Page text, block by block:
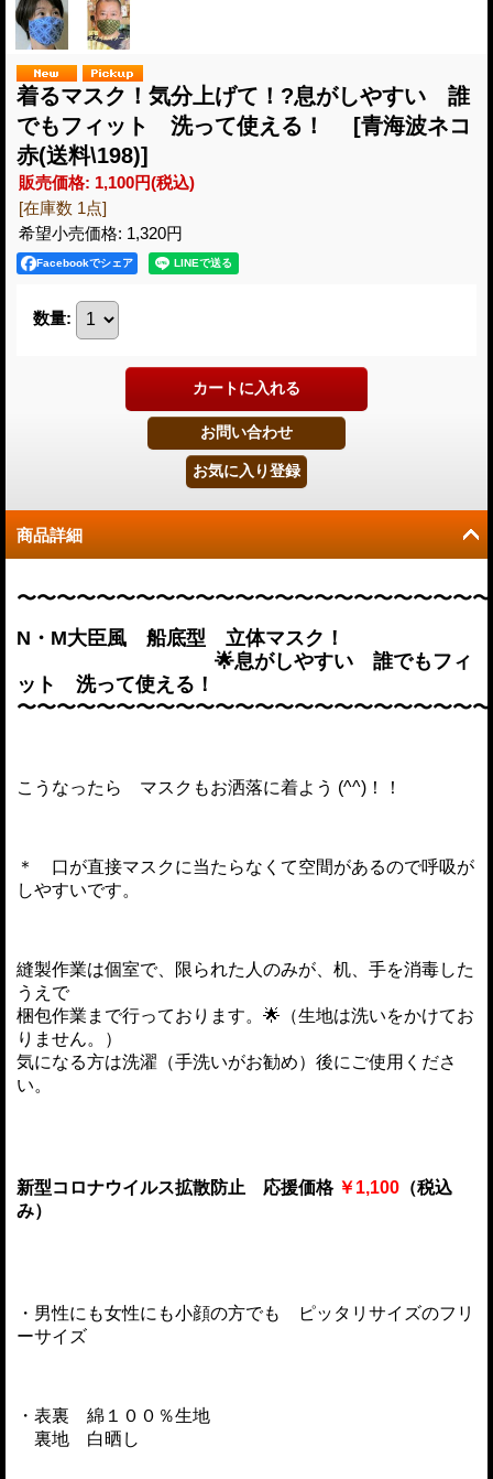
着るマスク！気分上げて！?息がしやすい 誰
でもフィット 洗って使える！ [青海波ネコ
赤(送料\198)]
販売価格: 1,100円(税込)
[在庫数 1点]
希望小売価格: 1,320円
Facebookでシェア
数量:
商品詳細
〜〜〜〜〜〜〜〜〜〜〜〜〜〜〜〜〜〜〜〜〜〜〜
N・M大臣風 船底型 立体マスク！
🌟息がしやすい 誰でもフィ
ット 洗って使える！
〜〜〜〜〜〜〜〜〜〜〜〜〜〜〜〜〜〜〜〜〜〜〜
こうなったら マスクもお洒落に着よう (^^)！！
＊ 口が直接マスクに当たらなくて空間があるので呼吸が
しやすいです。
縫製作業は個室で、限られた人のみが、机、手を消毒した
うえで
梱包作業まで行っております。🌟（生地は洗いをかけてお
りません。）
気になる方は洗濯（手洗いがお勧め）後にご使用くださ
い。
新型コロナウイルス拡散防止 応援価格 ￥1,100 （税込
み）
・男性にも女性にも小顔の方でも ピッタリサイズのフリ
ーサイズ
・表裏 綿１００％生地
裏地 白晒し